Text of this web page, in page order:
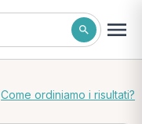
Come ordiniamo i risultati?